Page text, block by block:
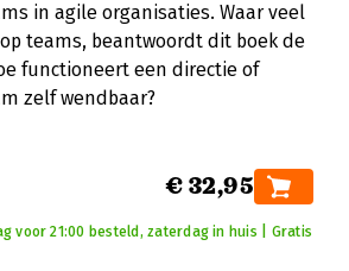
in agile organisaties. Waar veel
teams, beantwoordt dit boek de
functioneert een directie of
zelf wendbaar?
€ 32,95
voor 21:00 besteld, zaterdag in huis | Gratis